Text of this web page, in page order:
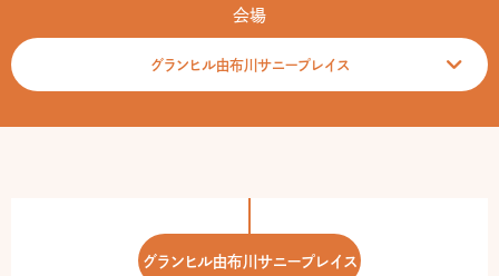
会場
グランヒル由布川サニープレイス
グランヒル由布川サニープレイス